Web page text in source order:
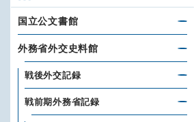
国立公文書館
外務省外交史料館
戦後外交記録
戦前期外務省記録